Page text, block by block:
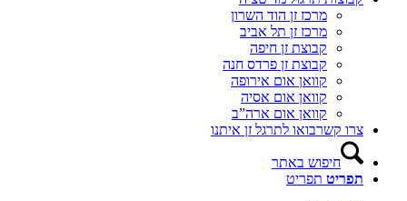
מרכז זן הוד השרון
מרכז זן תל אביב
קבוצת זן חיפה
קבוצת זן פרדס חנה
קוואן אום אירופה
קוואן אום אסיה
קוואן אום ארה”ב
צרו קשרבואו לתרגל זן איתנו
חיפוש באתר
תפריט תפריט